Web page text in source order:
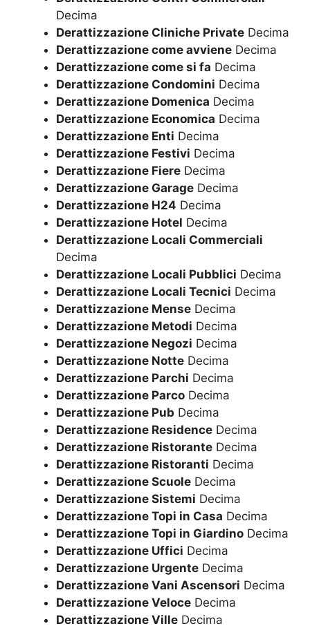
Decima
Derattizzazione Cliniche Private Decima
Derattizzazione come avviene Decima
Derattizzazione come si fa Decima
Derattizzazione Condomini Decima
Derattizzazione Domenica Decima
Derattizzazione Economica Decima
Derattizzazione Enti Decima
Derattizzazione Festivi Decima
Derattizzazione Fiere Decima
Derattizzazione Garage Decima
Derattizzazione H24 Decima
Derattizzazione Hotel Decima
Derattizzazione Locali Commerciali
Decima
Derattizzazione Locali Pubblici Decima
Derattizzazione Locali Tecnici Decima
Derattizzazione Mense Decima
Derattizzazione Metodi Decima
Derattizzazione Negozi Decima
Derattizzazione Notte Decima
Derattizzazione Parchi Decima
Derattizzazione Parco Decima
Derattizzazione Pub Decima
Derattizzazione Residence Decima
Derattizzazione Ristorante Decima
Derattizzazione Ristoranti Decima
Derattizzazione Scuole Decima
Derattizzazione Sistemi Decima
Derattizzazione Topi in Casa Decima
Derattizzazione Topi in Giardino Decima
Derattizzazione Uffici Decima
Derattizzazione Urgente Decima
Derattizzazione Vani Ascensori Decima
Derattizzazione Veloce Decima
Derattizzazione Ville Decima